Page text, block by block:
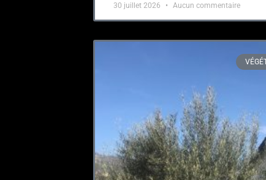
30 juillet 2026 Aucun commentaire